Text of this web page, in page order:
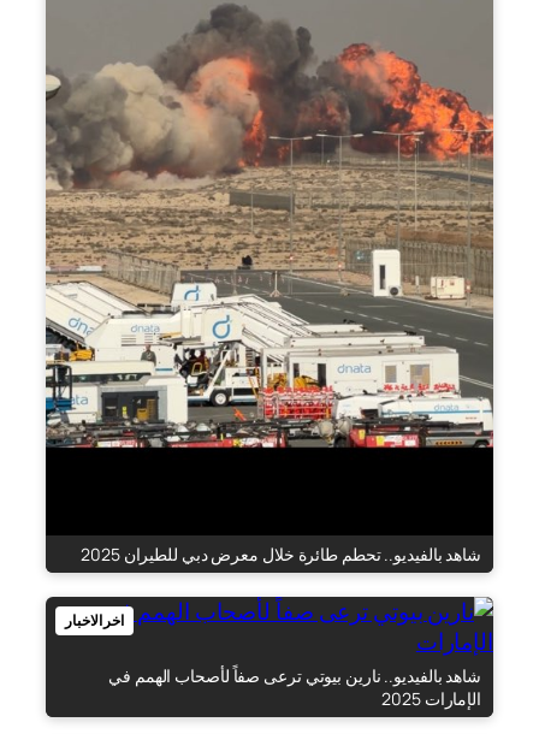
شاهد بالفيديو.. تحطم طائرة خلال معرض دبي للطيران 2025
اخر الاخبار
شاهد بالفيديو.. نارين بيوتي ترعى صفاً لأصحاب الهمم في
الإمارات 2025